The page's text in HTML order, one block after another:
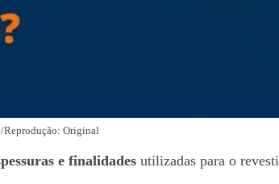
Reprodução: Original
e finalidades utilizadas para o